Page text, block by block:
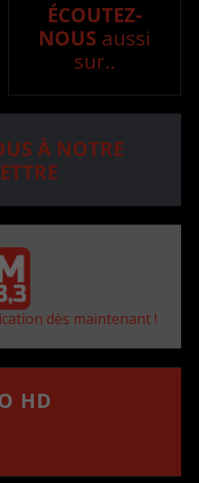
ÉCOUTEZ-
NOUS aussi
sur..
À NOTRE
dès maintenant !
HD